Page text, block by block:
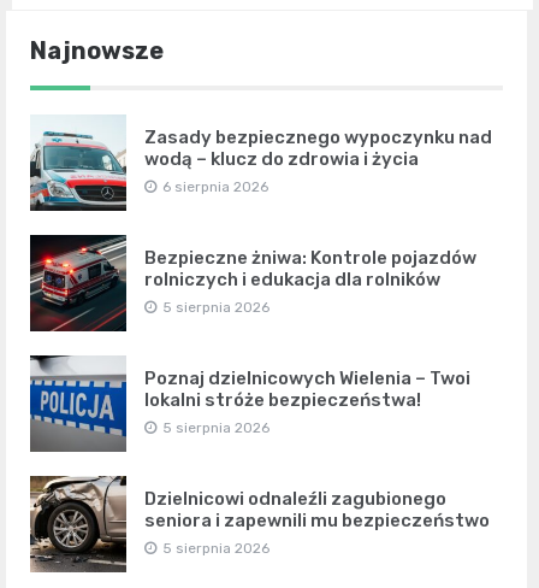
Najnowsze
Zasady bezpiecznego wypoczynku nad
wodą – klucz do zdrowia i życia
6 sierpnia 2026
Bezpieczne żniwa: Kontrole pojazdów
rolniczych i edukacja dla rolników
5 sierpnia 2026
Poznaj dzielnicowych Wielenia – Twoi
lokalni stróże bezpieczeństwa!
5 sierpnia 2026
Dzielnicowi odnaleźli zagubionego
seniora i zapewnili mu bezpieczeństwo
5 sierpnia 2026